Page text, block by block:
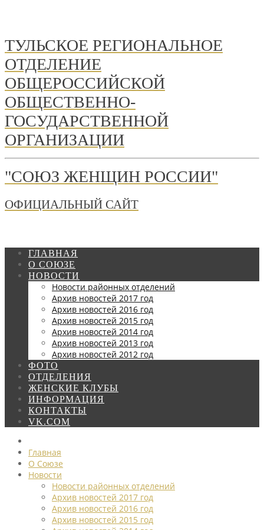
ТУЛЬСКОЕ РЕГИОНАЛЬНОЕ
ОТДЕЛЕНИЕ
ОБЩЕРОССИЙСКОЙ
ОБЩЕСТВЕННО-
ГОСУДАРСТВЕННОЙ
ОРГАНИЗАЦИИ
"СОЮЗ ЖЕНЩИН РОССИИ"
ОФИЦИАЛЬНЫЙ САЙТ
ГЛАВНАЯ
О СОЮЗЕ
НОВОСТИ
Новости районных отделений
Архив новостей 2017 год
Архив новостей 2016 год
Архив новостей 2015 год
Архив новостей 2014 год
Архив новостей 2013 год
Архив новостей 2012 год
ФОТО
ОТДЕЛЕНИЯ
ЖЕНСКИЕ КЛУБЫ
ИНФОРМАЦИЯ
КОНТАКТЫ
VK.COM
Главная
О Союзе
Новости
Новости районных отделений
Архив новостей 2017 год
Архив новостей 2016 год
Архив новостей 2015 год